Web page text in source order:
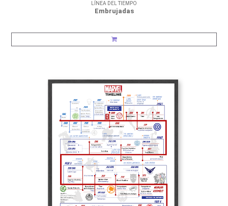
LÍNEA DEL TIEMPO
Embrujadas